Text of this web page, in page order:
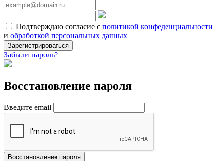
Подтверждаю согласие с политикой конфеденциальности
и обработкой персональных данных
Зарегистрироваться
Забыли пароль?
Восстановление пароля
Введите email
Восстановление пароля